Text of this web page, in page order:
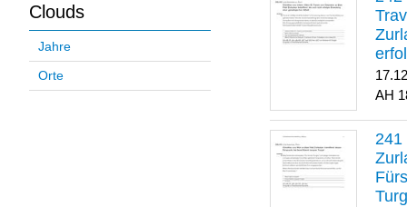
Clouds
Jahre
Orte